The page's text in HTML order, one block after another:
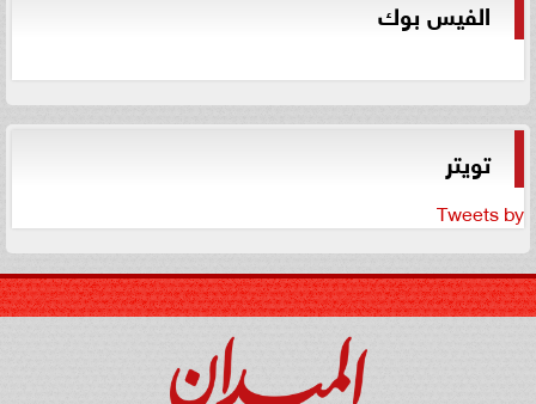
الفيس بوك
تويتر
Tweets by